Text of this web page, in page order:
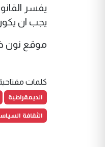
يفسر
يجب ان
موقع نون
كلمات
الديمقراطية
الثقافة